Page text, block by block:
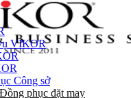
VIKOR
Công sở
Đồng phục đặt may